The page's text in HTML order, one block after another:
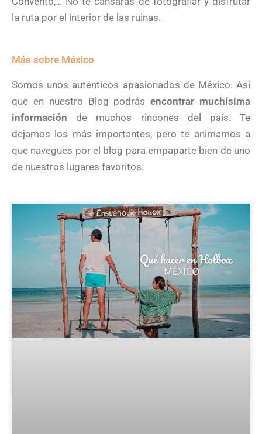
la ruta por el interior de las ruinas.
Más sobre México
Somos unos auténticos apasionados de México. Así
que en nuestro Blog podrásencontrar muchísima
información de muchos rincones del país. Te
dejamos los más importantes, pero te animamos a
que navegues por el blog para empaparte bien de uno
de nuestros lugares favoritos.